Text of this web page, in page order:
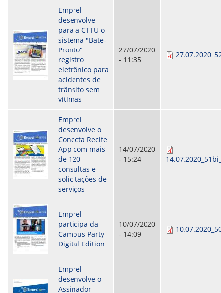
GESTÃO DA INFORMAÇÃO
BOLETIM INFORMATIVO
BPM-DAF
ORIENTAÇÕES TÉCNICAS
SEGURANÇA DA INFORMAÇÃO
RISI - FAQ (PERGUNTAS FREQUENTES)
CATÁLOGO DE SERVIÇOS DE TIC
PARECERES TÉCNICOS
ORIENTAÇÕES
PARECERES TÉCNICOS EMITIDOS
PUBLICAÇÕES
PORTARIAS
RESOLUÇÕES
DIVERSOS
ATAS DA CIPA
ATAS E RESOLUÇÕES DO CONSELHO FISCAL
ATAS DO CONSADE
CHAMAMENTOS PÚBLICOS
TERMOS
TRANSPARÊNCIA
Emprel
desenvolve
para a CTTU o
sistema "Bate-
Pronto"
registro
eletrônico para
acidentes de
trânsito sem
vítimas
27/07/2020
- 11:35
Emprel
desenvolve o
Conecta Recife
App com mais
de 120
consultas e
solicitações de
serviços
14/07/2020
- 15:24
Emprel
participa da
Campus Party
Digital Edition
10/07/2020
- 14:09
Emprel
desenvolve o
Assinador